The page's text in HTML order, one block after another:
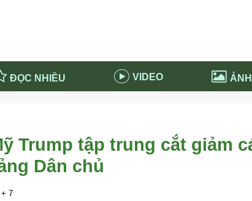
ĐỌC NHIỀU VIDEO ẢNH
Thời sự
Nga NABU EDUCATION
nước Nga
Trump tập trung cắt giảm
Dân chủ
7